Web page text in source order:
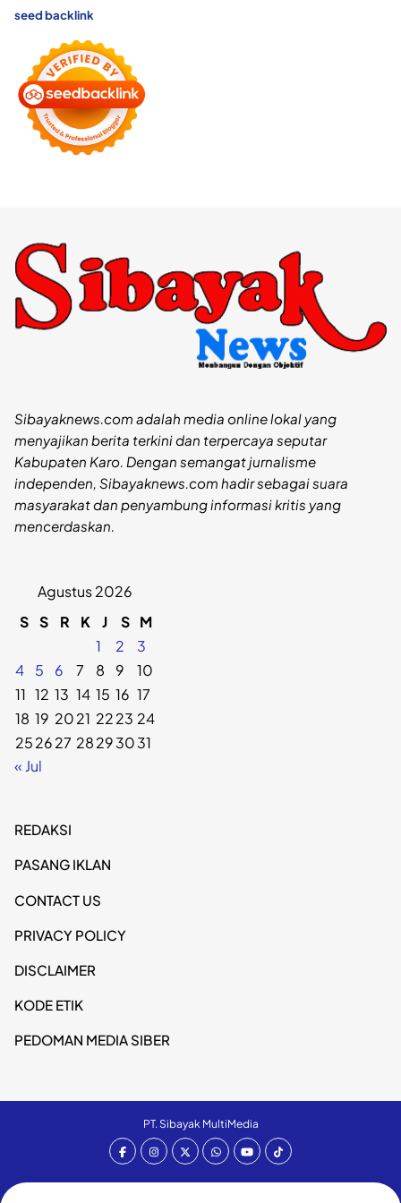
seed backlink
Sibayaknews.com adalah media online lokal yang
menyajikan berita terkini dan terpercaya seputar
Kabupaten Karo. Dengan semangat jurnalisme
independen, Sibayaknews.com hadir sebagai suara
masyarakat dan penyambung informasi kritis yang
mencerdaskan.
Agustus 2026
S S R K J S M
1
2
3
4
5 6 7 8 9
10
11 12 13 14 15 16 17
18 19 2021 2223 24
252627 28293031
« Jul
REDAKSI
PASANG IKLAN
CONTACT US
PRIVACY POLICY
DISCLAIMER
KODE ETIK
PEDOMAN MEDIA SIBER
PT. Sibayak MultiMedia